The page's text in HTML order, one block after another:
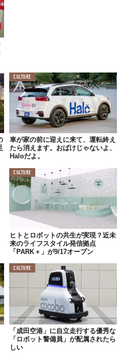
©2023 Deming Designs Inc.
Demingさんの想いが込めら
の妻であるKarenさんが交通事
CULTURE
車が家の前に迎えに来て、運転終え
たら消えます。おばけじゃないよ、
Haloだよ。
CULTURE
ヒトとロボットの共生が実現？近未
来のライフスタイル発信拠点
「PARK＋」が9/17オープン
CULTURE
「成田空港」に自立走行する優秀な
「ロボット警備員」が配属されたら
しい